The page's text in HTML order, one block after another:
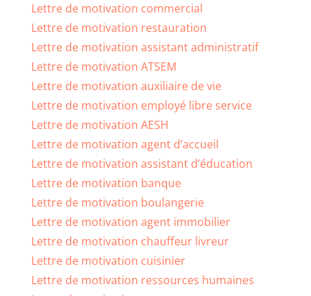
Lettre de motivation commercial
Lettre de motivation restauration
Lettre de motivation assistant administratif
Lettre de motivation ATSEM
Lettre de motivation auxiliaire de vie
Lettre de motivation employé libre service
Lettre de motivation AESH
Lettre de motivation agent d’accueil
Lettre de motivation assistant d’éducation
Lettre de motivation banque
Lettre de motivation boulangerie
Lettre de motivation agent immobilier
Lettre de motivation chauffeur livreur
Lettre de motivation cuisinier
Lettre de motivation ressources humaines